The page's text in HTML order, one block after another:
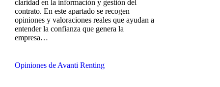
claridad en la información y gestión del
contrato. En este apartado se recogen
opiniones y valoraciones reales que ayudan a
entender la confianza que genera la
empresa…
Opiniones de Avanti Renting